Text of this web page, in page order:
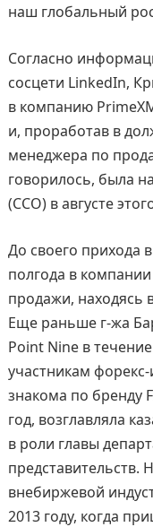
наш глобальный
Согласно
сосцети LinkedIn,
в компанию
и, проработав в
менеджера по
говорилось, была
(CCO) в августе
До своего прихода
полгода в
продажи, находясь
Еще раньше г-жа
Point Nine в
участникам
знакома по бренду
год, возглавляла
в роли главы
представительств.
внебиржевой
2013 году, когда